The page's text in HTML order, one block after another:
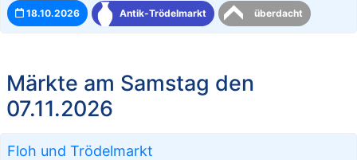
18.10.2026 Antik-Trödelmarkt überdacht
Märkte am Samstag den
07.11.2026
Floh und Trödelmarkt